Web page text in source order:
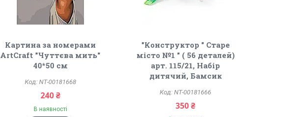
Картина за номерами
ArtCraft "Чуттєва мить"
40*50 см
NT-00181668
240 ₴
В наявності
"Конструктор " Старе
місто №1 " ( 56 деталей)
арт. 115/21, Набір
дитячий, Бамсик
NT-00181666
350 ₴